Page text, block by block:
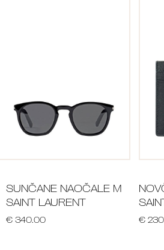
SUNČANE NAOČALE M
SAINT LAURENT
€ 340.00 €